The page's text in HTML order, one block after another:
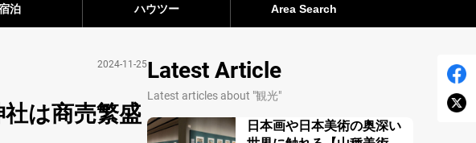
泊 ハウツー Area Search
2024-11-25
は商売繁盛
Latest Article
Latest articles about "観光"
日本画や日本美術の奥深い